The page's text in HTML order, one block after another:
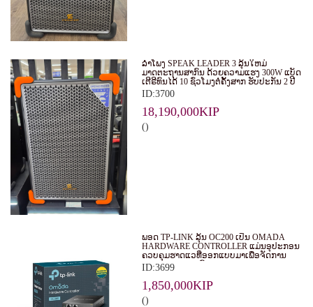
ລໍາໂພງ SPEAK LEADER 3 ລຸ້ນໃຫມ່
ມາດຕະຖານສາກົນ ດ້ວຍຄວາມແຮງ 300W ແບັດ
ເຕີຣີທົນໄດ້ 10 ຊົ່ວໂມງຕໍ່ຄັ້ງສາກ ຮັບປະກັນ 2 ປີ
ID:3700
18,190,000KIP
()
ພອດ TP-LINK ລຸ້ນ OC200 ເປັນ OMADA
HARDWARE CONTROLLER ແມ່ນອຸປະກອນ
ຄວບຄຸມຮາດແວທີ່ອອກແບບມາເພື່ອຈັດການ
ແລະ ຄວບຄຸມລະບົບ WI-FI ຂອງ OMADA
EAPS ໃນຮູບແບບສູນກາງ. ເໝາະສຳລັບ
ທຸລະກິດ, ຮ້ານອາຫານ, ໂຮງແຮມ ແລະ ອົງການ
ຕ່າງໆ.
ID:3699
1,850,000KIP
()